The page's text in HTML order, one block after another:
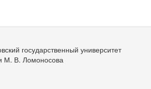
государственный университет
М. В. Ломоносова